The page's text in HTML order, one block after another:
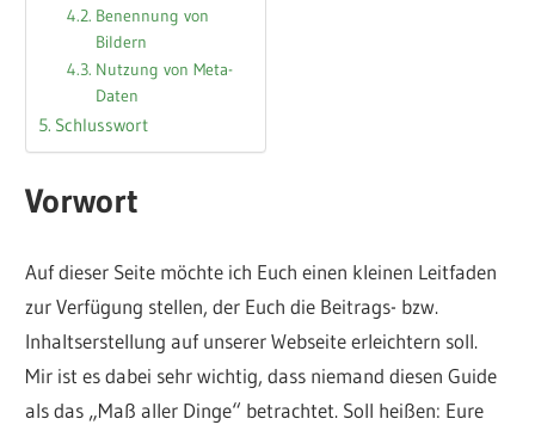
Benennung von
Bildern
Nutzung von Meta-
Daten
Schlusswort
Vorwort
Auf dieser Seite möchte ich Euch einen kleinen Leitfaden
zur Verfügung stellen, der Euch die Beitrags- bzw.
Inhaltserstellung auf unserer Webseite erleichtern soll.
Mir ist es dabei sehr wichtig, dass niemand diesen Guide
als das „Maß aller Dinge“ betrachtet. Soll heißen: Eure